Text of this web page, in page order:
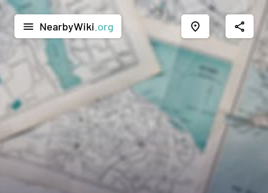
menu NearbyWiki .org place share